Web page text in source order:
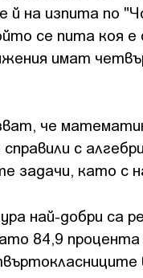
й на изпита по
се пита коя
имат
че
с
задачи, като с
най-добри са
84,9